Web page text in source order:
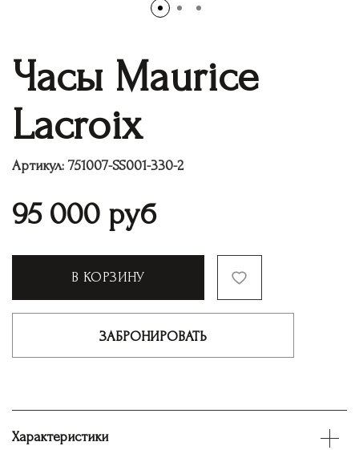
Часы Maurice
Lacroix
Артикул: 751007-SS001-330-2
95 000 руб
В КОРЗИНУ
ЗАБРОНИРОВАТЬ
Характеристики